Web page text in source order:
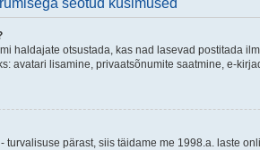
haldajate otsustada, kas nad lasevad postitada
avatari lisamine, privaatsõnumite saatmine, e-
turvalisuse pärast, siis täidame me 1998.a. laste